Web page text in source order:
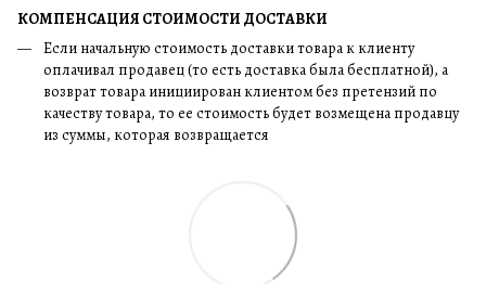
КОМПЕНСАЦИЯ СТОИМОСТИ ДОСТАВКИ
Если начальную стоимость доставки товара к клиенту
оплачивал продавец (то есть доставка была бесплатной), а
возврат товара инициирован клиентом без претензий по
качеству товара, то ее стоимость будет возмещена продавцу
из суммы, которая возвращается